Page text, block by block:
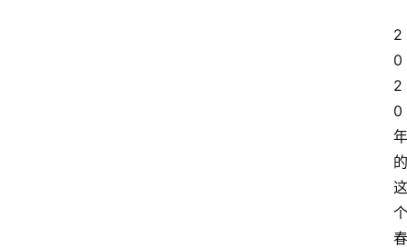
2
0
2
0
年
的
这
个
春